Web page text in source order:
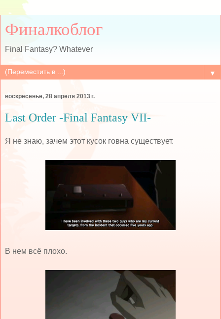
Финалкоблог
Final Fantasy? Whatever
▼
воскресенье, 28 апреля 2013 г.
Last Order -Final Fantasy VII-
Я не знаю, зачем этот кусок говна существует.
В нем всё плохо.